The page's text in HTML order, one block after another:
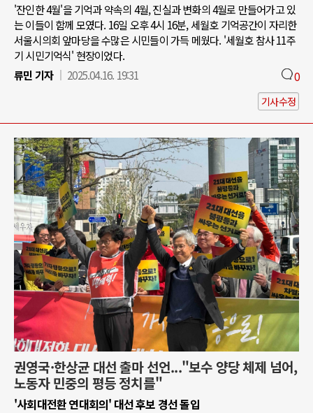
'잔인한 4월'을 기억과 약속의 4월, 진실과 변화의 4월로 만들어가고 있
는 이들이 함께 모였다. 16일 오후 4시 16분, 세월호 기억공간이 자리한
서울시의회 앞마당을 수많은 시민들이 가득 메웠다. '세월호 참사 11주
기 시민기억식' 현장이었다.
류민 기자
2025.04.16. 19:31 0
기사수정
권영국·한상균 대선 출마 선언..."보수 양당 체제 넘어,
노동자 민중의 평등 정치를"
'사회대전환 연대회의' 대선 후보 경선 돌입